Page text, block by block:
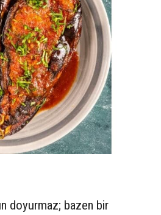
doyurmaz; bazen bir